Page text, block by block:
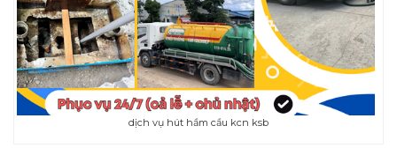
dịch vụ hút hầm cầu kcn ksb